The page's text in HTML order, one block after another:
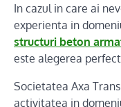
In cazul in care ai
experienta in
structuri beton
este alegerea
Societatea Axa
activitatea in